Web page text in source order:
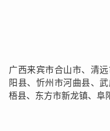
广西来宾市合山市、清
阳县、忻州市河曲县、
梧县、东方市新龙镇、阜